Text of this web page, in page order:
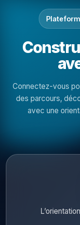
Connectez-vous
des parcours,
avec une